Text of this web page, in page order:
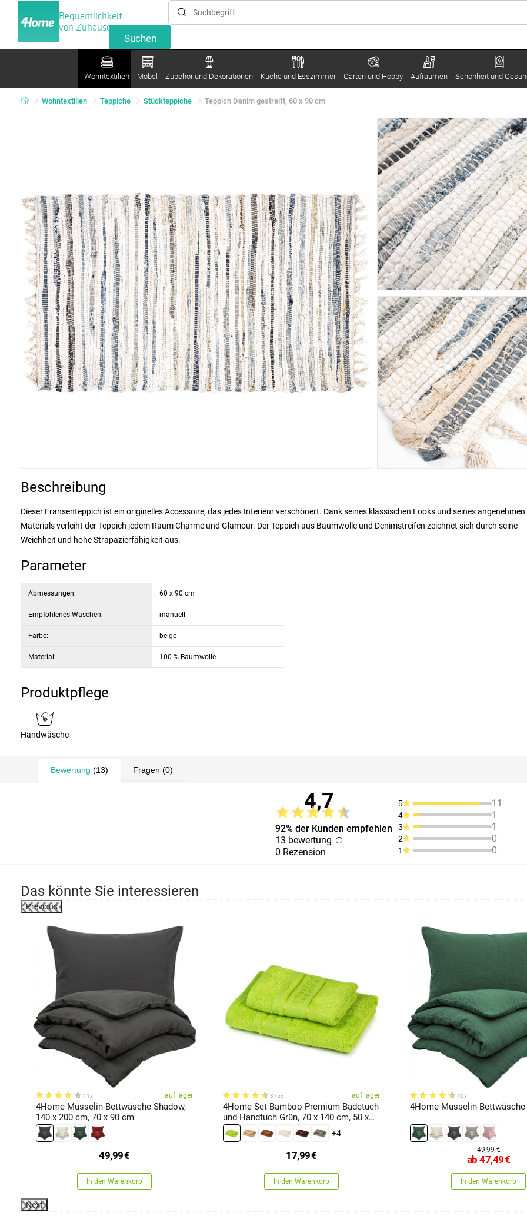
Bequemlichkeit
von Zuhause
Wohntextilien Möbel Zubehör und Dekorationen Küche und Esszimmer Garten und Hobby Aufräumen Schönheit und
Wohntextilien Teppiche Stückteppiche Teppich Denim gestreift, 60 x 90 cm
Beschreibung
Dieser Fransenteppich ist ein originelles Accessoire, das jedes Interieur verschönert. Dank seines klassischen Looks und seines angenehmen
Materials verleiht der Teppich jedem Raum Charme und Glamour. Der Teppich aus Baumwolle und Denimstreifen zeichnet sich durch seine
Weichheit und hohe Strapazierfähigkeit aus.
Parameter
Abmessungen: 60 x 90 cm
Empfohlenes Waschen: manuell
Farbe: beige
Material: 100 % Baumwolle
Produktpflege
Handwäsche
Bewertung (13) Fragen (0)
4,7
92% der Kunden empfehlen
13 bewertung
0 Rezension
5 11
4 1
3 1
2 0
1 0
Das könnte Sie interessieren
Previous
11x auf lager
4Home Musselin-Bettwäsche Shadow,
140 x 200 cm, 70 x 90 cm
49,99€
In den Warenkorb
375x auf lager
4Home Set Bamboo Premium Badetuch
und Handtuch Grün, 70 x 140 cm, 50 x
100 cm
+4
17,99€
In den Warenkorb
40x
4Home Musselin-
49,99 €
ab 47,49€
In den Warenkorb
Next